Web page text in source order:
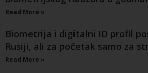
Read More »
Biometrija i digitalni ID profil
Rusiji, ali za početak samo za
Read More »